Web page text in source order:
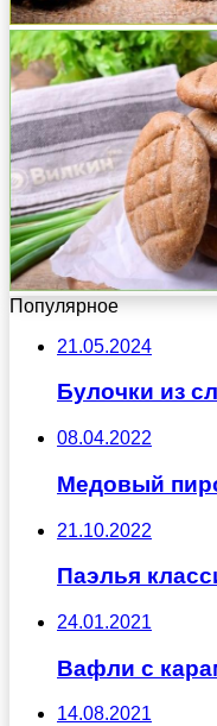
Популярное
21.05.2024
Булочки из
08.04.2022
Медовый
21.10.2022
Паэлья
24.01.2021
Вафли с
14.08.2021